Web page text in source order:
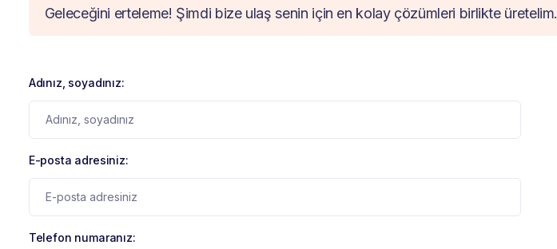
Geleceğini erteleme! Şimdi bize ulaş senin için en kolay çözümleri birlikte üretelim.
Adınız, soyadınız:
E-posta adresiniz:
Telefon numaranız: